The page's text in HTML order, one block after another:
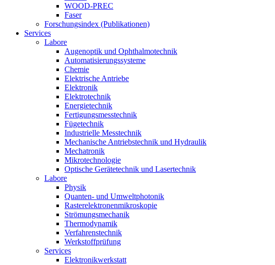
WOOD-PREC
Faser
Forschungsindex (Publikationen)
Services
Labore
Augenoptik und Ophthalmotechnik
Automatisierungssysteme
Chemie
Elektrische Antriebe
Elektronik
Elektrotechnik
Energietechnik
Fertigungsmesstechnik
Fügetechnik
Industrielle Messtechnik
Mechanische Antriebstechnik und Hydraulik
Mechatronik
Mikrotechnologie
Optische Gerätetechnik und Lasertechnik
Labore
Physik
Quanten- und Umweltphotonik
Rasterelektronenmikroskopie
Strömungsmechanik
Thermodynamik
Verfahrenstechnik
Werkstoffprüfung
Services
Elektronikwerkstatt